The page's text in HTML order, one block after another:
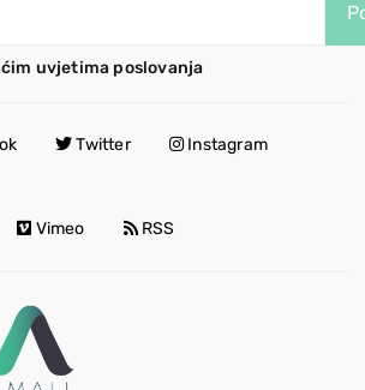
uvjetima poslovanja
Twitter Instagram
Vimeo RSS